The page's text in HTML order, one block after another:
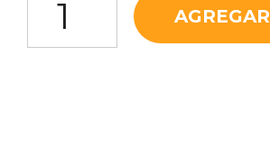
AGREGAR